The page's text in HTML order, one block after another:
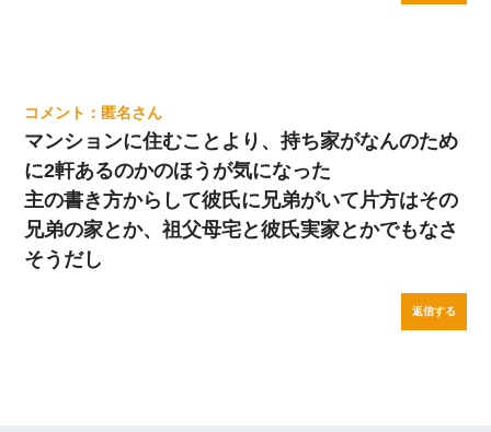
匿名
マンションに住むことより、持ち家がなんのため
に2軒あるのかのほうが気になった
主の書き方からして彼氏に兄弟がいて片方はその
兄弟の家とか、祖父母宅と彼氏実家とかでもなさ
そうだし
返信する